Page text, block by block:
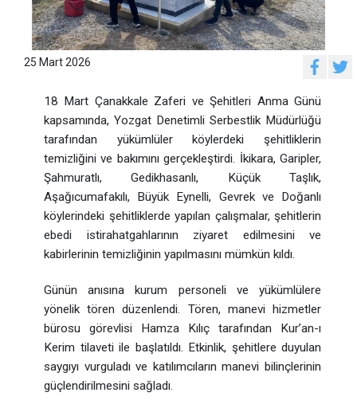
25 Mart 2026
18 Mart Çanakkale Zaferi ve Şehitleri Anma Günü
kapsamında, Yozgat Denetimli Serbestlik Müdürlüğü
tarafından yükümlüler köylerdeki şehitliklerin
temizliğini ve bakımını gerçekleştirdi. İkikara, Garipler,
Şahmuratlı, Gedikhasanlı, Küçük Taşlık,
Aşağıcumafakılı, Büyük Eynelli, Gevrek ve Doğanlı
köylerindeki şehitliklerde yapılan çalışmalar, şehitlerin
ebedi istirahatgahlarının ziyaret edilmesini ve
kabirlerinin temizliğinin yapılmasını mümkün kıldı.
Günün anısına kurum personeli ve yükümlülere
yönelik tören düzenlendi. Tören, manevi hizmetler
bürosu görevlisi Hamza Kılıç tarafından Kur’an-ı
Kerim tilaveti ile başlatıldı. Etkinlik, şehitlere duyulan
saygıyı vurguladı ve katılımcıların manevi bilinçlerinin
güçlendirilmesini sağladı.